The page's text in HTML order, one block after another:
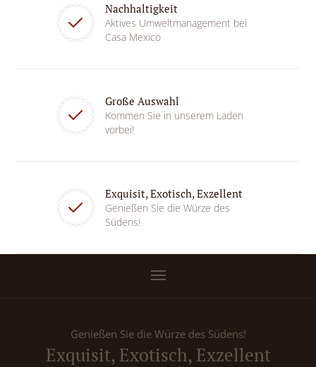
Nachhaltigkeit
Aktives Umweltmanagement bei
Casa Mexico
Große Auswahl
Kommen Sie in unserem Laden
vorbei!
Exquisit, Exotisch, Exzellent
Genießen Sie die Würze des
Südens!
Genießen Sie die Würze des Südens!
Exquisit, Exotisch, Exzellent